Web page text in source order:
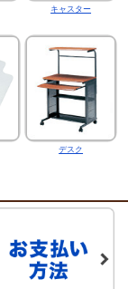
キャスター
デスク